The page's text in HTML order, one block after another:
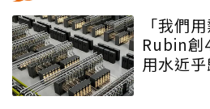
「我們
Rubin創
用水近